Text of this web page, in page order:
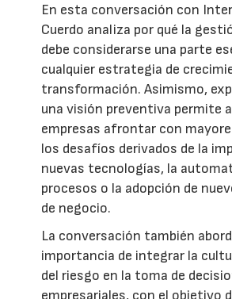
En esta conversación con
Cuerdo analiza por qué la
debe considerarse una parte
cualquier estrategia de
transformación. Asimismo,
una visión preventiva permite
empresas afrontar con
los desafíos derivados de la
nuevas tecnologías, la
procesos o la adopción de
de negocio.
La conversación también
importancia de integrar la
del riesgo en la toma de
empresariales, con el objetivo